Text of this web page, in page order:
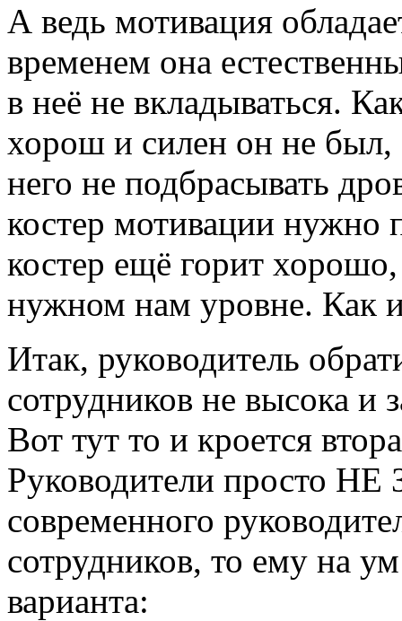
А ведь мотивация
временем она
в неё не вкладываться.
хорош и силен он не был,
него не подбрасывать
костер мотивации нужно
костер ещё горит
нужном нам уровне. Как
Итак, руководитель
сотрудников не высока и
Вот тут то и кроется
Руководители просто
современного
сотрудников, то ему на
варианта: